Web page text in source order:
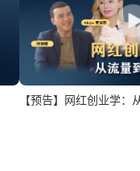
【预告】网红创业学：